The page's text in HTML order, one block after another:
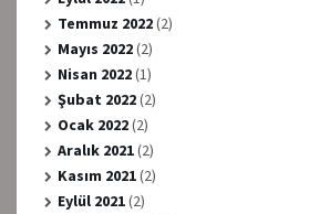
Temmuz 2022(2)
Mayıs 2022(2)
Nisan 2022(1)
Şubat 2022(2)
Ocak 2022(2)
Aralık 2021(2)
Kasım 2021(2)
Eylül 2021(2)